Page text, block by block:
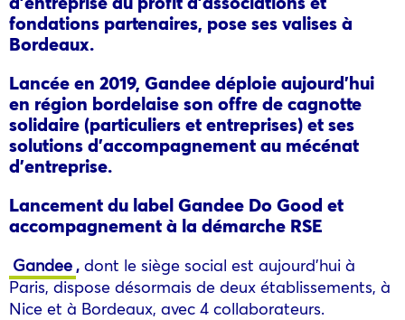
fondations partenaires, pose ses valises à
Bordeaux.
Lancée en 2019, Gandee déploie aujourd’hui
en région bordelaise son offre de cagnotte
solidaire (particuliers et entreprises) et ses
solutions d’accompagnement au mécénat
d’entreprise.
Lancement du label Gandee Do Good et
accompagnement à la démarche RSE
Gandee , dont le siège social est aujourd’hui à
Paris, dispose désormais de deux établissements, à
Nice et à Bordeaux, avec 4 collaborateurs.